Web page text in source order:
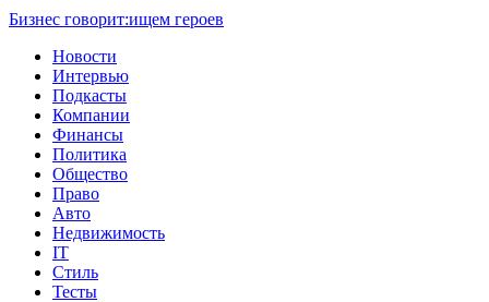
Бизнес говорит:ищем героев
Новости
Интервью
Подкасты
Компании
Финансы
Политика
Общество
Право
Авто
Недвижимость
IT
Стиль
Тесты